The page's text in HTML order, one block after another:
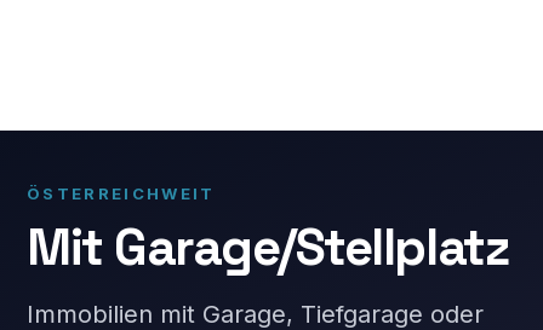
ÖSTERREICHWEIT
Mit Garage/Stellplatz
Immobilien mit Garage, Tiefgarage oder